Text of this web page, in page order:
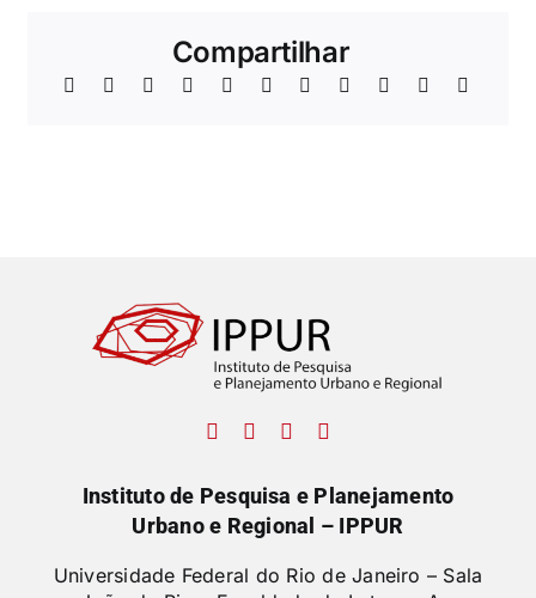
Compartilhar
Instituto de Pesquisa e Planejamento
Urbano e Regional – IPPUR
Universidade Federal do Rio de Janeiro – Sala